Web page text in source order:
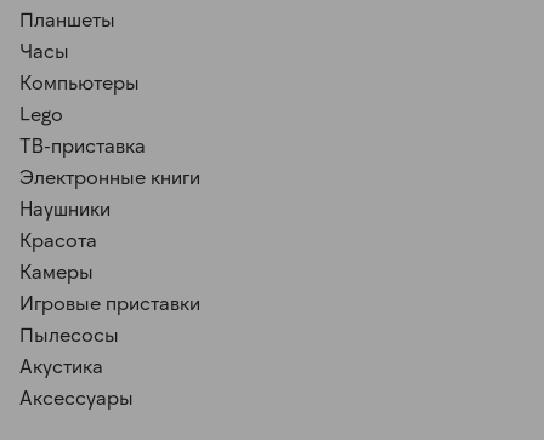
Планшеты
Часы
Компьютеры
Lego
ТВ-приставка
Электронные книги
Наушники
Красота
Камеры
Игровые приставки
Пылесосы
Акустика
Аксессуары